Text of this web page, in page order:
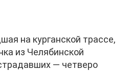
на курганской трассе,
из Челябинской
— четверо